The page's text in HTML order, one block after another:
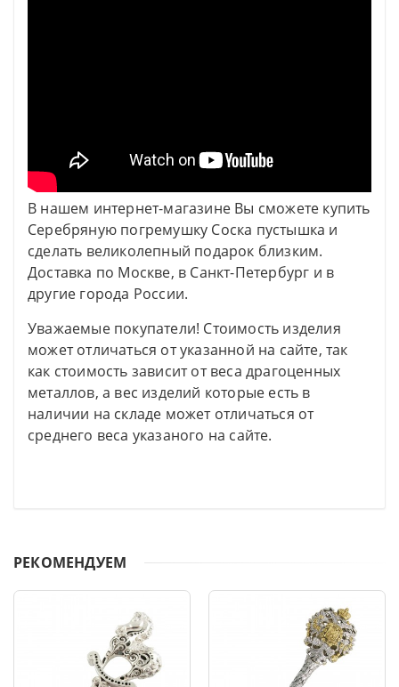
В нашем интернет-магазине Вы сможете купить
Серебряную погремушку Соска пустышка и
сделать великолепный подарок близким.
Доставка по Москве, в Санкт-Петербург и в
другие города России.
Уважаемые покупатели! Стоимость изделия
может отличаться от указанной на сайте, так
как стоимость зависит от веса драгоценных
металлов, а вес изделий которые есть в
наличии на складе может отличаться от
среднего веса указаного на сайте.
РЕКОМЕНДУЕМ